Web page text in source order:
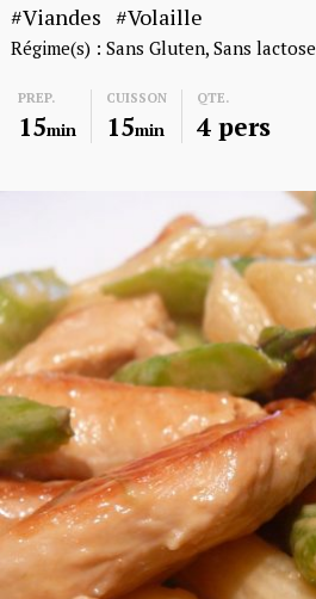
Viandes Volaille
Régime(s) : Sans Gluten Sans lactose
PREP.
15min
CUISSON
15min
QTE.
4 pers